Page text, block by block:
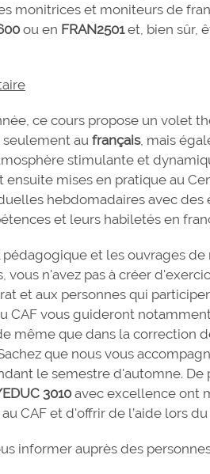
monitrices et moniteurs de
ou en FRAN2501 et, bien sûr,
ce cours propose un volet
seulement aufrançais, mais
stimulante et
mises en pratique au
hebdomadaires avec des
et leurs habiletés en
et les ouvrages de
n'avez pas à créer
et aux personnes qui
CAF vous guideront
même que dans la correction
que nous vous
le semestre d'automne. De
3010avec excellence ont
CAF et d'offrir de l’aide lors du
informer auprès des